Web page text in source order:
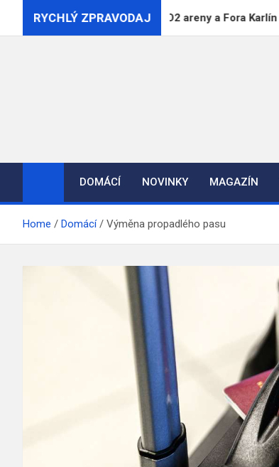
RYCHLÝ ZPRAVODAJ
podnik pro provoz O2 areny a Fora Karlín
DOMÁCÍ NOVINKY MAGAZÍN
Home Domácí Výměna propadlého pasu